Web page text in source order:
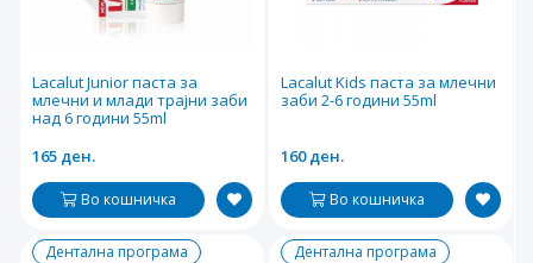
Lacalut Junior паста за
млечни и млади трајни заби
над 6 години 55ml
165 ден.
Во кошничка
Lacalut Kids паста за млечни
заби 2-6 години 55ml
160 ден.
Во кошничка
Дентална програма Дентална програма